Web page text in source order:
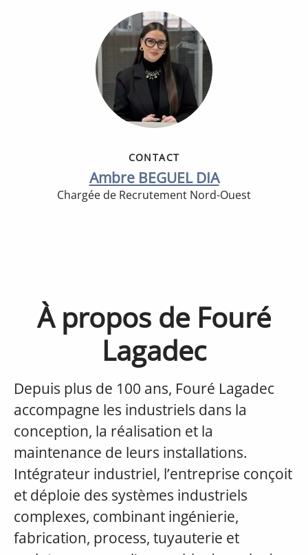
CONTACT
Ambre BEGUEL DIA
Chargée de Recrutement Nord-Ouest
À propos de Fouré
Lagadec
Depuis plus de 100 ans, Fouré Lagadec
accompagne les industriels dans la
conception, la réalisation et la
maintenance de leurs installations.
Intégrateur industriel, l’entreprise conçoit
et déploie des systèmes industriels
complexes, combinant ingénierie,
fabrication, process, tuyauterie et